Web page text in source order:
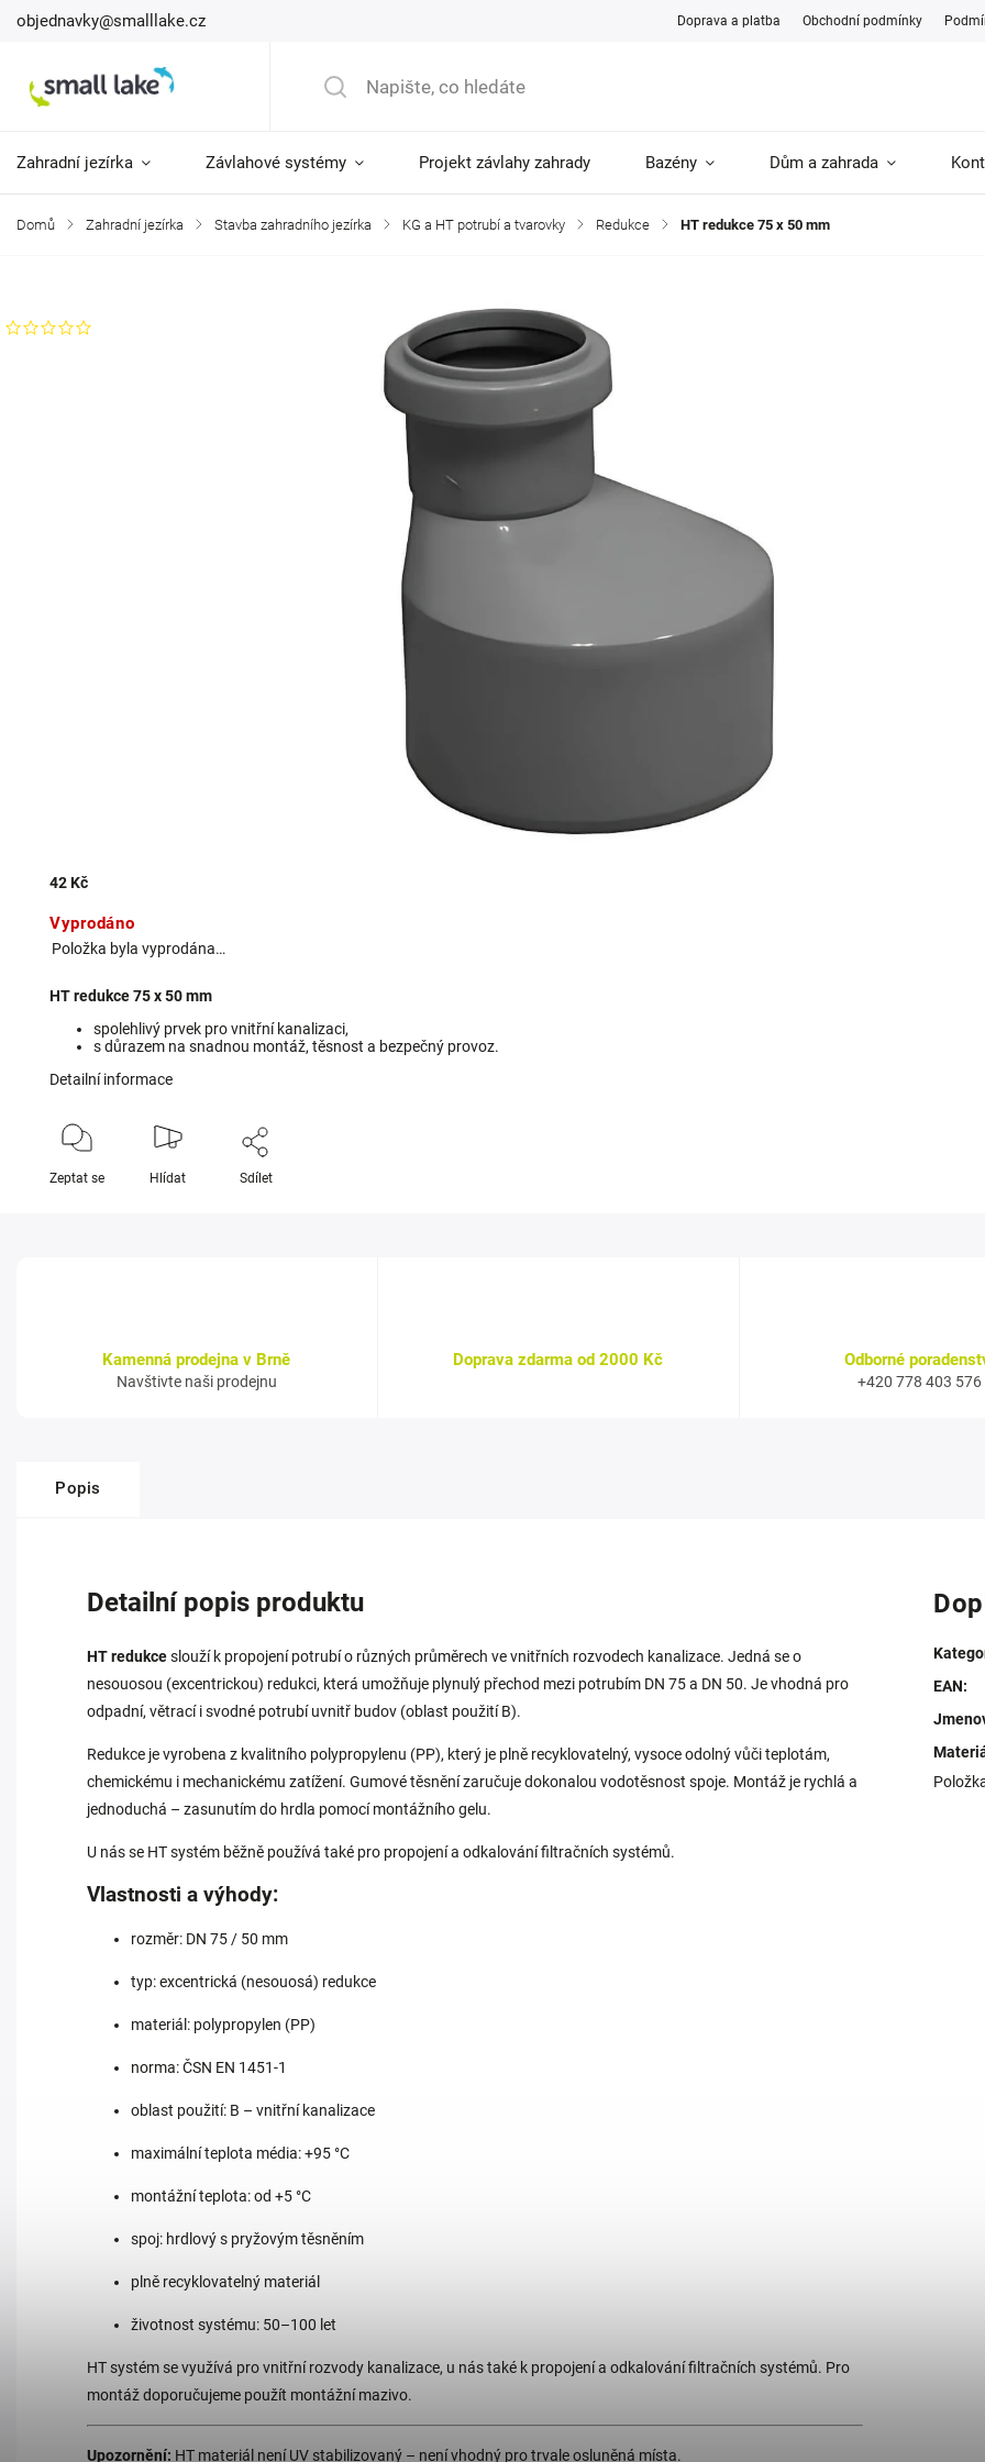
objednavky@smalllake.cz Doprava a platba Obchodní podmínky
Zahradní jezírka Závlahové systémy Projekt závlahy zahrady Bazény Dům a zahrada
Domů / Zahradní jezírka / Stavba zahradního jezírka / KG a HT potrubí a tvarovky / Redukce / HT redukce 75 x 50 mm
42 Kč
Vyprodáno
Položka byla vyprodána…
HT redukce 75 x 50 mm
spolehlivý prvek pro vnitřní kanalizaci,
s důrazem na snadnou montáž, těsnost a bezpečný provoz.
Detailní informace
Zeptat se Hlídat Sdílet
Kamenná prodejna v Brně
Navštivte naši prodejnu
Doprava zdarma od 2000 Kč Odborné
+420 778 403 576
Popis
Detailní popis produktu
HT redukceslouží k propojení potrubí o různých průměrech ve vnitřních rozvodech kanalizace. Jedná se o
nesouosou (excentrickou) redukci, která umožňuje plynulý přechod mezi potrubím DN 75 a DN 50. Je vhodná pro
odpadní, větrací i svodné potrubí uvnitř budov (oblast použití B).
Redukce je vyrobena z kvalitního polypropylenu (PP), který je plně recyklovatelný, vysoce odolný vůči teplotám,
chemickému i mechanickému zatížení. Gumové těsnění zaručuje dokonalou vodotěsnost spoje. Montáž je rychlá a
jednoduchá – zasunutím do hrdla pomocí montážního gelu.
U nás se HT systém běžně používá také pro propojení a odkalování filtračních systémů.
Vlastnosti a výhody:
rozměr: DN 75 / 50 mm
typ: excentrická (nesouosá) redukce
materiál: polypropylen (PP)
norma: ČSN EN 1451-1
oblast použití: B – vnitřní kanalizace
maximální teplota média: +95 °C
montážní teplota: od +5 °C
spoj: hrdlový s pryžovým těsněním
plně recyklovatelný materiál
životnost systému: 50–100 let
HT systém se využívá pro vnitřní rozvody kanalizace, u nás také k propojení a odkalování filtračních systémů. Pro
montáž doporučujeme použít montážní mazivo.
Upozornění: HT materiál není UV stabilizovaný – není vhodný pro trvale osluněná místa.
EAN: